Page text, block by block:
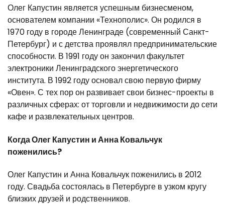
Олег Капустин является успешным бизнесменом,
основателем компании «Технополис». Он родился в
1970 году в городе Ленинграде (современный Санкт-
Петербург) и с детства проявлял предпринимательские
способности. В 1991 году он закончил факультет
электроники Ленинградского энергетического
института. В 1992 году основал свою первую фирму
«Овен». С тех пор он развивает свои бизнес-проекты в
различных сферах: от торговли и недвижимости до сети
кафе и развлекательных центров.
Когда Олег Капустин и Анна Ковальчук
поженились?
Олег Капустин и Анна Ковальчук поженились в 2012
году. Свадьба состоялась в Петербурге в узком кругу
близких друзей и родственников.